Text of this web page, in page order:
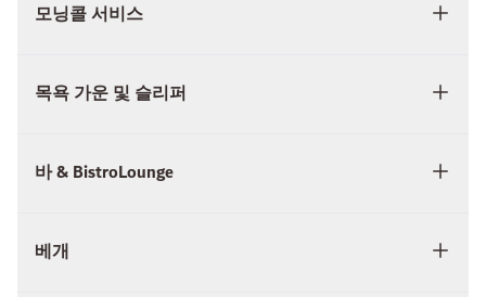
모닝콜 서비스
목욕 가운 및 슬리퍼
바 & BistroLounge
베개